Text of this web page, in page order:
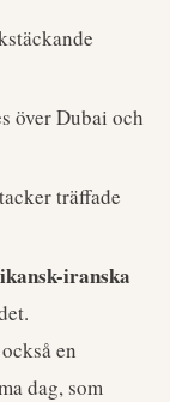
över Dubai och
träffade
iranska
en
dag, som